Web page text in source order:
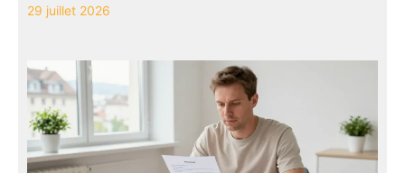
29 juillet 2026